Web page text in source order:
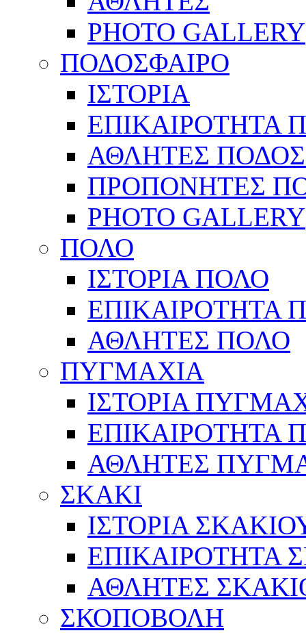
PHOTO GALLERY
ΠΟΔΟΣΦΑΙΡΟ
ΙΣΤΟΡΙΑ
ΕΠΙΚΑΙΡΟΤΗΤΑ
ΑΘΛΗΤΕΣ
ΠΡΟΠΟΝΗΤΕΣ
PHOTO GALLERY
ΠΟΛΟ
ΙΣΤΟΡΙΑ ΠΟΛΟ
ΕΠΙΚΑΙΡΟΤΗΤΑ
ΑΘΛΗΤΕΣ ΠΟΛΟ
ΠΥΓΜΑΧΙΑ
ΙΣΤΟΡΙΑ
ΕΠΙΚΑΙΡΟΤΗΤΑ
ΑΘΛΗΤΕΣ
ΣΚΑΚΙ
ΙΣΤΟΡΙΑ
ΕΠΙΚΑΙΡΟΤΗΤΑ
ΑΘΛΗΤΕΣ
ΣΚΟΠΟΒΟΛΗ